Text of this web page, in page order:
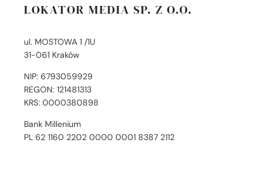
LOKATOR MEDIA SP. Z O.O.
ul. MOSTOWA 1 /1U
31-061 Kraków
NIP: 6793059929
REGON: 121481313
KRS: 0000380898
Bank Millenium
PL 62 1160 2202 0000 0001 8387 2112